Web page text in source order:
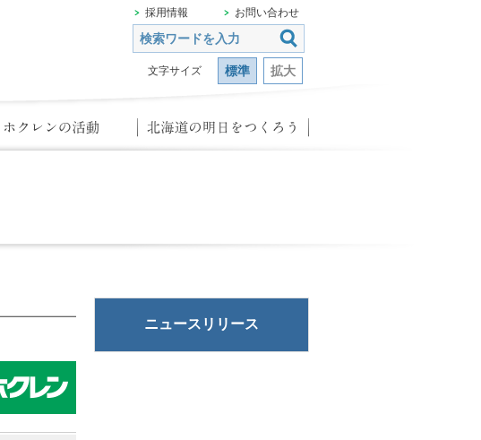
文字サイズ 標準 拡大
採用情報 お問い合わせ
ニュースリリース